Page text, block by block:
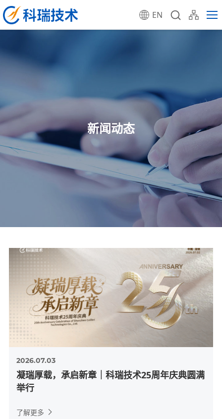
EN
新闻动态
2026.07.03
凝瑞厚载，承启新章｜科瑞技术25周年庆典圆满
举行
了解更多